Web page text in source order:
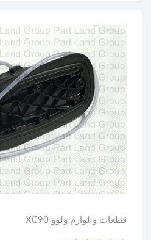
قطعات و لوازم ولوو XC90